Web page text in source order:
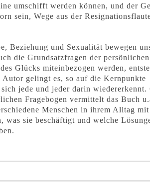
umschifft werden können, und der
sein, Wege aus der
Beziehung und Sexualität bewegen
die Grundsatzfragen der persönlichen
Glücks miteinbezogen werden,
Autor gelingt es, so auf die Kernpunkte
sich jede und jeder darin wiedererkennt.
Fragebogen vermittelt das Buch
Menschen in ihrem Alltag mit
was sie beschäftigt und welche